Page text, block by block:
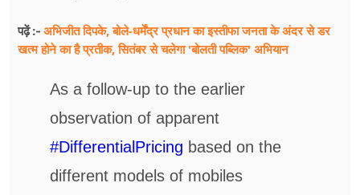
पढ़ें :- अभिजीत दिपके, बोले-धर्मेंद्र प्रधान का इस्तीफा जनता के अंदर से डर
खत्म होने का है प्रतीक, सितंबर से चलेगा 'बोलती पब्लिक' अभियान
As a follow-up to the earlier
observation of apparent
#DifferentialPricing based on the
different models of mobiles